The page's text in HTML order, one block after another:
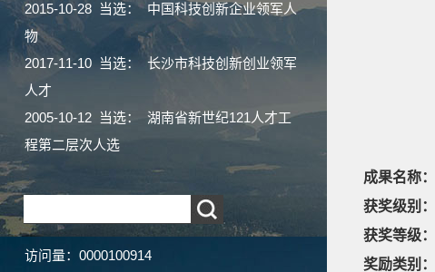
2015-10-28 当选： 中国科技创新企业领军人
物
2017-11-10 当选： 长沙市科技创新创业领军
人才
2005-10-12 当选： 湖南省新世纪121人才工
程第二层次人选
访问量： 0000100914
成果名称：
获奖级别：
获奖等级：
奖励类别：